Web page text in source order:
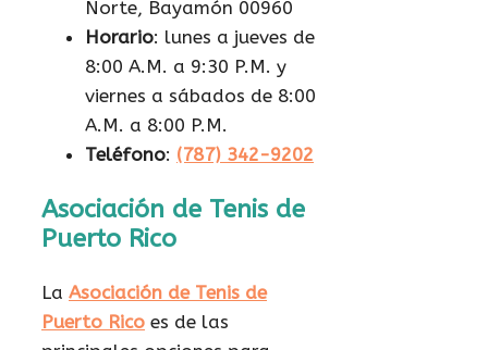
Norte, Bayamón 00960
Horario: lunes a jueves de
8:00 A.M. a 9:30 P.M. y
viernes a sábados de 8:00
A.M. a 8:00 P.M.
Teléfono: (787) 342-9202
Asociación de Tenis de
Puerto Rico
La Asociación de Tenis de
Puerto Rico es de las